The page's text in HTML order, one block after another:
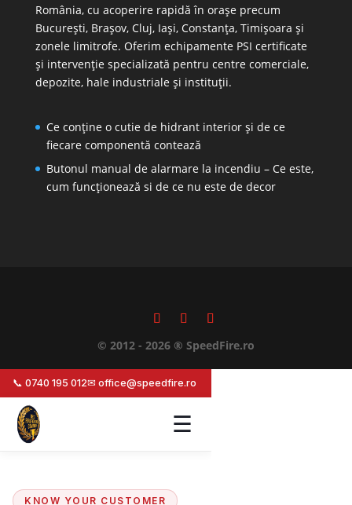
România, cu acoperire rapidă în orașe precum
București, Brașov, Cluj, Iași, Constanța, Timișoara și
zonele limitrofe. Oferim echipamente PSI certificate
și intervenție specializată pentru centre comerciale,
depozite, hale industriale și instituții.
Ce conține o cutie de hidrant interior și de ce
fiecare componentă contează
Butonul manual de alarmare la incendiu – Ce este,
cum funcționează si de ce nu este de decor
© 2012 - 2026 ® SpeedFire.ro